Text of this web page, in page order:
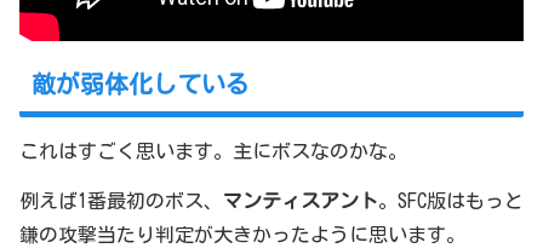
敵が弱体化している
これはすごく思います。主にボスなのかな。
例えば1番最初のボス、 マンティスアント。SFC版はもっと
鎌の攻撃当たり判定が大きかったように思います。